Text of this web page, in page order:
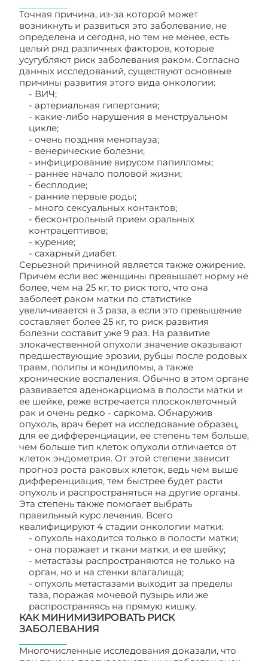
Точная причина, из-за которой может
возникнуть и развиться это заболевание, не
определена и сегодня, но тем не менее, есть
целый ряд различных факторов, которые
усугубляют риск заболевания раком. Согласно
данных исследований, существуют основные
причины развития этого вида онкологии:
- ВИЧ;
- артериальная гипертония;
- какие-либо нарушения в менструальном
цикле;
- очень поздняя менопауза;
- венерические болезни;
- инфицирование вирусом папилломы;
- раннее начало половой жизни;
- бесплодие;
- ранние первые роды;
- много сексуальных контактов;
- бесконтрольный прием оральных
контрацептивов;
- курение;
- сахарный диабет.
Серьезной причиной является также ожирение.
Причем если вес женщины превышает норму не
более, чем на 25 кг, то риск того, что она
заболеет раком матки по статистике
увеличивается в 3 раза, а если это превышение
составляет более 25 кг, то риск развития
болезни составит уже 9 раз. На развитие
злокачественной опухоли значение оказывают
предшествующие эрозии, рубцы после родовых
травм, полипы и кондиломы, а также
хронические воспаления. Обычно в этом органе
развивается аденокарциома в полости матки и
ее шейке, реже встречается плоскоклеточный
рак и очень редко - саркома. Обнаружив
опухоль, врач берет на исследование образец,
для ее дифференциации, ее степень тем больше,
чем больше тип клеток опухоли отличается от
клеток эндометрия. От этой степени зависит
прогноз роста раковых клеток, ведь чем выше
дифференциация, тем быстрее будет расти
опухоль и распространяться на другие органы.
Эта степень также помогает выбрать
правильный курс лечения. Всего
квалифицируют 4 стадии онкологии матки:
- опухоль находится только в полости матки;
- она поражает и ткани матки, и ее шейку;
- метастазы распространяются не только на
орган, но и на стенки влагалища;
- опухоль метастазами выходит за пределы
таза, поражая мочевой пузырь или же
распространяясь на прямую кишку.
КАК МИНИМИЗИРОВАТЬ РИСК
ЗАБОЛЕВАНИЯ
Многочисленные исследования доказали, что